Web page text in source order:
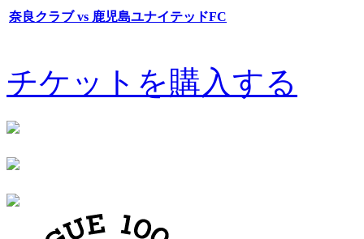
奈良クラブ vs 鹿児島ユナイテッドFC
チケットを購入する